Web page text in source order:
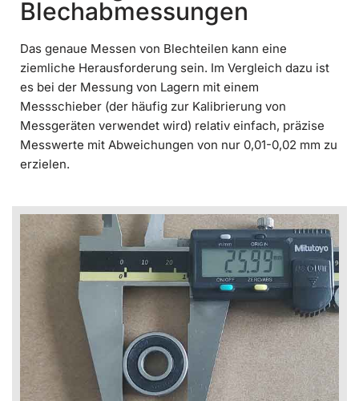
Blechabmessungen
Das genaue Messen von Blechteilen kann eine
ziemliche Herausforderung sein. Im Vergleich dazu ist
es bei der Messung von Lagern mit einem
Messschieber (der häufig zur Kalibrierung von
Messgeräten verwendet wird) relativ einfach, präzise
Messwerte mit Abweichungen von nur 0,01-0,02 mm zu
erzielen.